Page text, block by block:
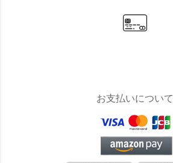
お支払いについて